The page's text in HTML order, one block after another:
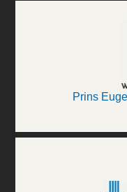
Prins